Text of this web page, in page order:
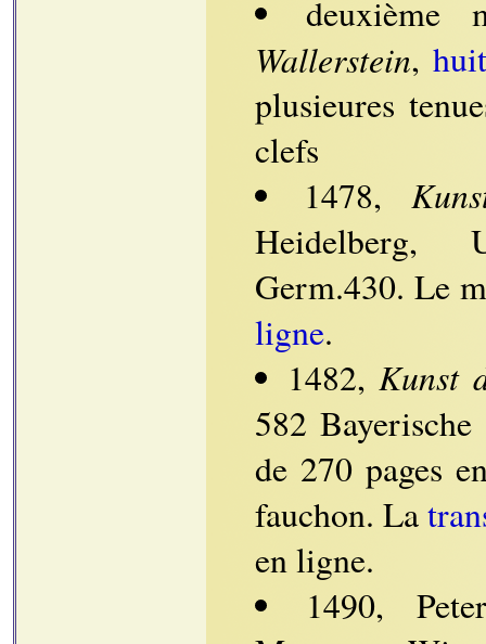
Wallerstein,
plusieures
clefs
1478,
Heidelberg,
Germ.430. Le
ligne.
1482,Kunst
582
de 270 pages
fauchon. La
en ligne.
1490,